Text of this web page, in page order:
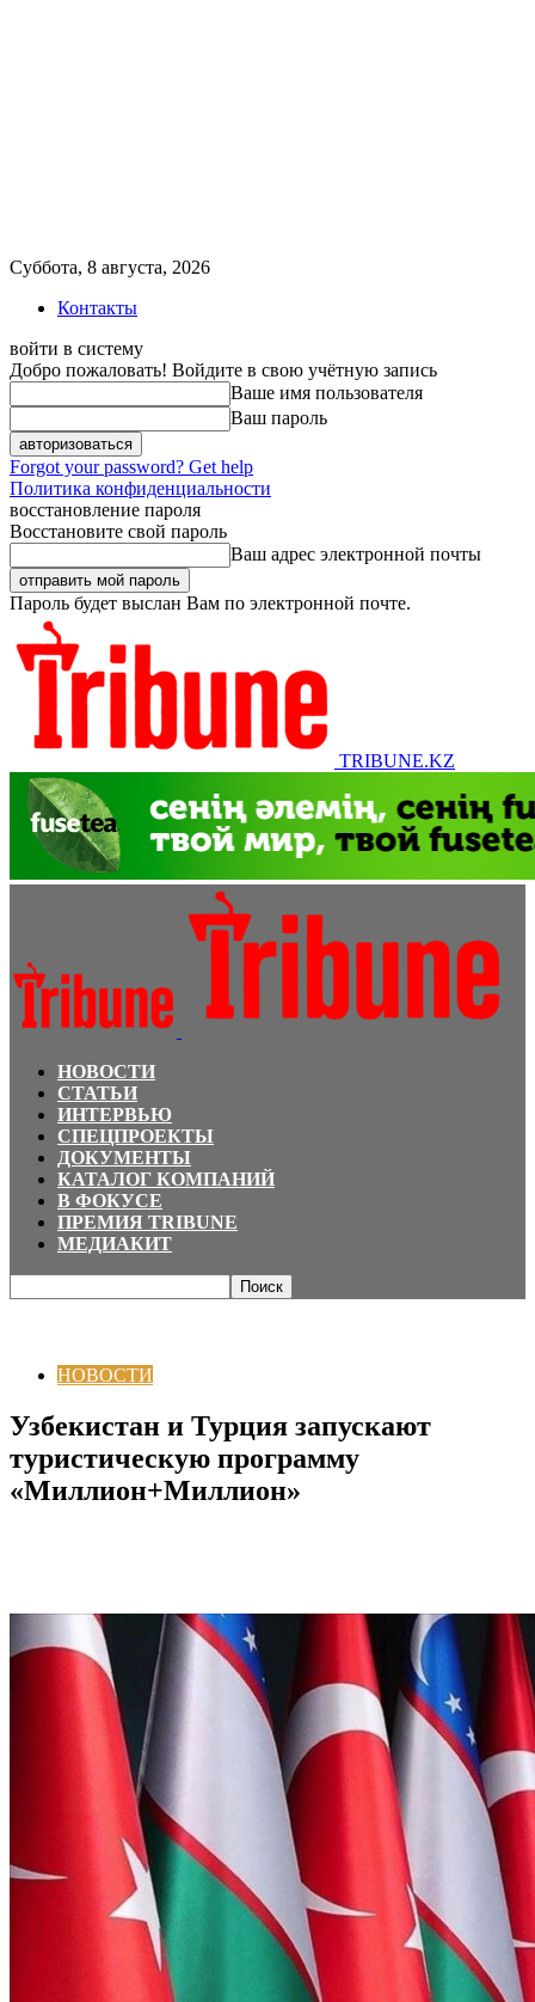
Суббота, 8 августа, 2026
Контакты
войти в систему
Добро пожаловать! Войдите в свою учётную запись
Ваше имя пользователя
Ваш пароль
Forgot your password? Get help
Политика конфиденциальности
восстановление пароля
Восстановите свой пароль
Ваш адрес электронной почты
Пароль будет выслан Вам по электронной почте.
TRIBUNE.KZ
НОВОСТИ
СТАТЬИ
ИНТЕРВЬЮ
СПЕЦПРОЕКТЫ
ДОКУМЕНТЫ
КАТАЛОГ КОМПАНИЙ
В ФОКУСЕ
ПРЕМИЯ TRIBUNE
МЕДИАКИТ
НОВОСТИ
Узбекистан и Турция запускают
туристическую программу
«Миллион+Миллион»